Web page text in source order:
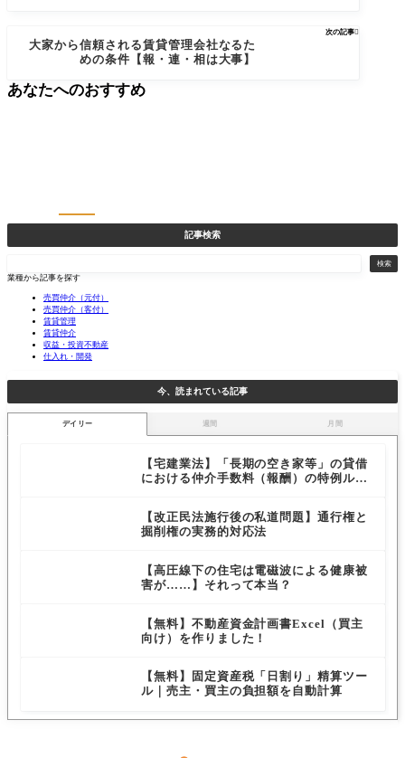
次の記事
大家から信頼される賃貸管理会社なるた
めの条件【報・連・相は大事】
記事検索
索
検索
業種から記事を探す
売買仲介（元付）
売買仲介（客付）
賃貸管理
賃貸仲介
収益・投資不動産
仕入れ・開発
今、読まれている記事
デイリー 週間 月間
【宅建業法】「長期の空き家等」の貸借
における仲介手数料（報酬）の特例ルー
【改正民法施行後の私道問題】通行権と
掘削権の実務的対応法
【高圧線下の住宅は電磁波による健康被
害が……】それって本当？
【無料】不動産資金計画書Excel（買主
向け）を作りました！
【無料】固定資産税「日割り」精算ツー
ル｜売主・買主の負担額を自動計算
あなたへのおすすめ